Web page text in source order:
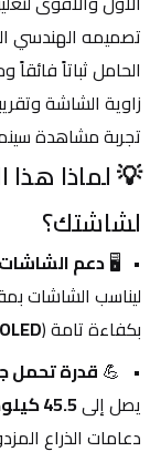
الحامل ثباتاً
تجربة مشاهدة
لشاشتك؟
🖥️ دعم
ليناسب الشاشات
بكفاءة تامة (OLED
💪 قدرة تحمل
يصل إلى 45.5 كيلوجرام
دعامات الذراع